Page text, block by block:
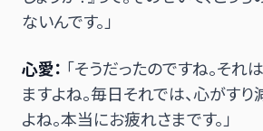
ないんです。」
心愛： 「そうだったのですね。そ
ますよね。毎日それでは、心がすり
よね。本当にお疲れさまです。」